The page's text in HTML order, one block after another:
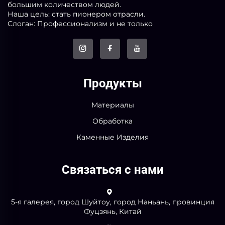
большим количеством людей.
Наша цель: стать пионером отрасли.
Слоган: Профессионализм и не только
Продукты
Материалы
Обработка
Каменные Изделия
Связаться с нами
5-я галерея, город Шуйтоу, город Наньань, провинция
Фуцзянь, Китай